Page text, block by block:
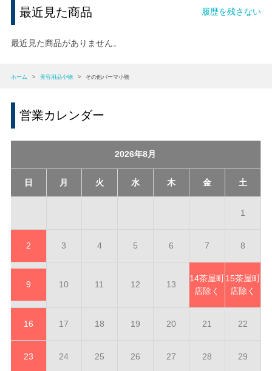
最近見た商品 履歴を残さない
最近見た商品がありません。
ホーム > 美容用品小物 > その他パーマ小物
営業カレンダー
2026年8月
日 月 火 水 木 金 土
1
2 3 4 5 6 7 8
9 10 11 12 13
14茶屋町
店除く
15茶屋町
店除く
16 17 18 19 20 21 22
23 24 25 26 27 28 29